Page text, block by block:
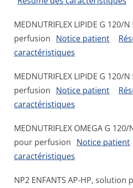
MEDNUTRIFLEX LIPIDE G 120/
perfusion Notice patient
caractéristiques
MEDNUTRIFLEX LIPIDE G
perfusion Notice patient
caractéristiques
MEDNUTRIFLEX OMEGA G
pour perfusion Notice patient
caractéristiques
NP2 ENFANTS AP-HP,